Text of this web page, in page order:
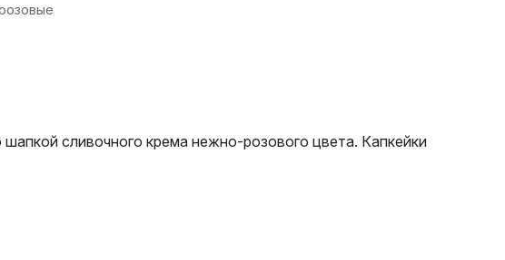
сливочного крема нежно-розового цвета. Капкейки